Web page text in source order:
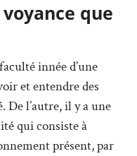
que
innée d’une
et entendre des
De l’autre, il y a une
qui consiste à
présent, par